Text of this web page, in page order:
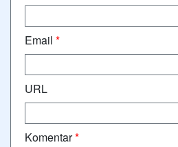
Email *
URL
Komentar*